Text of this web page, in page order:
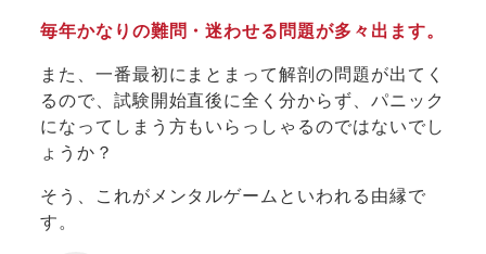
毎年かなりの難問・迷わせる問題が多々出ます。
また、一番最初にまとまって解剖の問題が出てく
るので、試験開始直後に全く分からず、パニック
になってしまう方もいらっしゃるのではないでし
ょうか？
そう、これがメンタルゲームといわれる由縁で
す。